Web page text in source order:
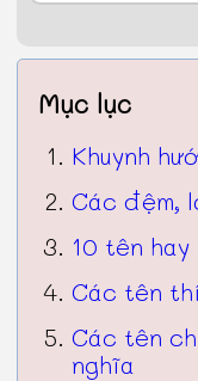
Mục lục
Khuynh
Các đệm,
10 tên
Các tên
Các tên
nghĩa